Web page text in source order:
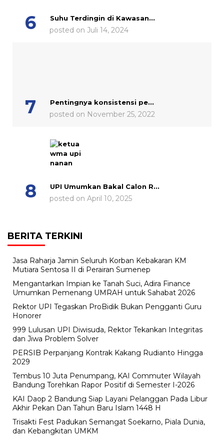
Suhu Terdingin di Kawasan...
posted on Juli 14, 2024
Pentingnya konsistensi pe...
posted on November 25, 2022
UPI Umumkan Bakal Calon R...
posted on April 10, 2025
BERITA TERKINI
Jasa Raharja Jamin Seluruh Korban Kebakaran KM
Mutiara Sentosa II di Perairan Sumenep
Mengantarkan Impian ke Tanah Suci, Adira Finance
Umumkan Pemenang UMRAH untuk Sahabat 2026
Rektor UPI Tegaskan ProBidik Bukan Pengganti Guru
Honorer
999 Lulusan UPI Diwisuda, Rektor Tekankan Integritas
dan Jiwa Problem Solver
PERSIB Perpanjang Kontrak Kakang Rudianto Hingga
2029
Tembus 10 Juta Penumpang, KAI Commuter Wilayah
Bandung Torehkan Rapor Positif di Semester I-2026
KAI Daop 2 Bandung Siap Layani Pelanggan Pada Libur
Akhir Pekan Dan Tahun Baru Islam 1448 H
Trisakti Fest Padukan Semangat Soekarno, Piala Dunia,
dan Kebangkitan UMKM